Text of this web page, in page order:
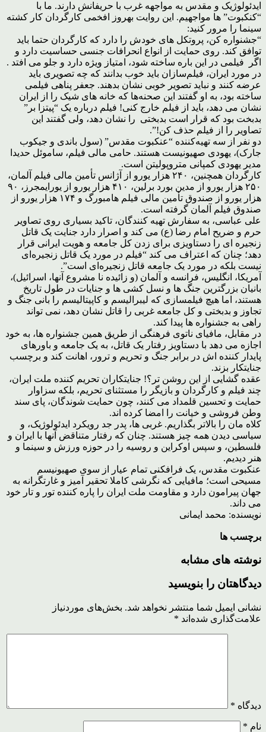
ایدئولوژیک و مقدس به مواجهه غرب با حریفانش دارند. ما با
“کنکبوت” ها مواجهیم. این روایت بهروز افخمی کارگردان کار کشته
سینما را مرور کنید:
“جشنواره کن، پروتکل های خودش را دارد که کارگردان حتما باید
توافق کند. روی حمایت از انواع انحرافات جنسی حساسیت دارد و
اگر فیلمی در این باره ساخته شود، امتیاز ویژه دارد و جلو می افتد .
در مورد ایران، فیلم‌سازان باید خوب بدانند که چه تصویری باید
عرضه کنند و نباید تصویر خوبی نشان بدهند. جعفر پناهی فیلمی
ساخته بود، به او گفتند این صحنه‌ها که خانه های شیک را از ایران
نشان می دهد، باید از فیلم خارج کنی! فیلم درباره یک “پیتزا بر”
بدبخت بود که قرار است بدبختی را نشان دهد، ولی گفتند این
تصاویر را از فیلم حذف کن!”.
دو نفر از سه تهیه‌کننده “عنکبوت مقدس” (سول باندی و جیکوب
جارک)، یهودی صهیونیست هستند. حامی مالی فیلم، ساموئل حدیدا
مدیر یهودی کمپانی متر‌وپولیتن است.
کارگردان همچنین، ۲۴۰ هزار یورو از آژانس تأمین مالی فیلم آلمان،
۲۵۰ هزار یورو از مدین بورد برلین، ۴۱۰ هزار یورو از یورایمجرز، ۹۰
هزار یورو از صندوق تأمین مالی فیلم ‌هامبورگ و ۱۷۴ هزار یورو از
صندوق فیلم آلمان گرفته است.
علی عباسی، به سفارش تهیه کنندگان، تاکید بسیاری روی تصاویر
حرم و ضریح امام رضا (ع) می کند و اصرار دارد جنایت یک قاتل
زنجیره ای را دستاویزی برای زدن کل جامعه و هویت ایرانی قرار
دهد؛ چنان که اعتراف می کند “فیلم در مورد یک قاتل زنجیره‌ای
نیست بلکه در مورد یک جامعه قاتل زنجیره‌ای‌ است”.
آمریکا، انگلیس، فرانسه و آلمان (و زائیده نا مشروع آنها، اسرائیل)،
بانیان بزرگترین جنگ ها و نسل کشی ها و جنایات در طول تاریخ
هستند، اما هیچ فیلمسازی که لیبرالیسم و کاپیتالیسم را بانی جنگ و
تجاوز و بدبختی و کل جامعه غربی را قاتل نشان دهد، نمی تواند
راهی به جشنواره ها پیدا کند.
در مقابل، مافیای ناتوی فرهنگی از طریق همین جشنواره ها، به خود
اجازه می دهد با دستاویز رفتار یک قاتل، به یک جامعه و باورهای
پایدار کننده اش در برابر جنگ و تحریم و ترور، اهانت کند و برچسب
جنایتکار بزند.
عقده گشایی از این روشن تر؟! جنایتکاران تحریم کننده ملت ایران،
چند فیلم و کارگردان و بازیگر را مستثنای تحریم، بلکه سزاوار
حمایت و تحسین قلمداد می کنند، چون حمایت شوندگان، پای سند
وطن فروشی و خیانت را امضا کرده اند.
کلاه مان را بالاتر بگذاریم. غربی ها، پدر جد رویکرد ایدئولوژیک، و
سیاسی دیدن همه چیز هستند. چنان که رفتار متناقض آنها با ایران و
فلسطین، و سپس اوکراین و روسیه را در حوزه ورزش و سینما و
هنر دیدیم.
عنکبوت مقدس، یک فرافکنی تمام عیار از سوی صهیونیسم
مسیحی است؛ مافیایی که نگرشی کاملا تحقیر آمیز و غارتگرانه به
جهان پیرامون دارد و مقاومت ملت ایران را پاره کننده تور و تار خود
می داند.
نویسنده: محمد ایمانی
برچسب ها
نوشته های مشابه
دیدگاهتان را بنویسید
نشانی ایمیل شما منتشر نخواهد شد. بخش‌های موردنیاز
علامت‌گذاری شده‌اند *
دیدگاه *
نام *